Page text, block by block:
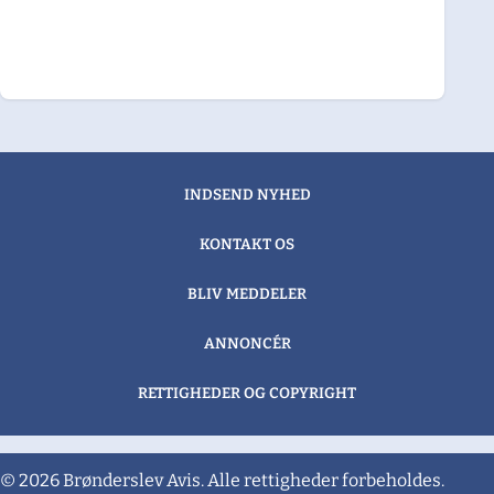
INDSEND NYHED
KONTAKT OS
BLIV MEDDELER
ANNONCÉR
RETTIGHEDER OG COPYRIGHT
© 2026 Brønderslev Avis. Alle rettigheder forbeholdes.